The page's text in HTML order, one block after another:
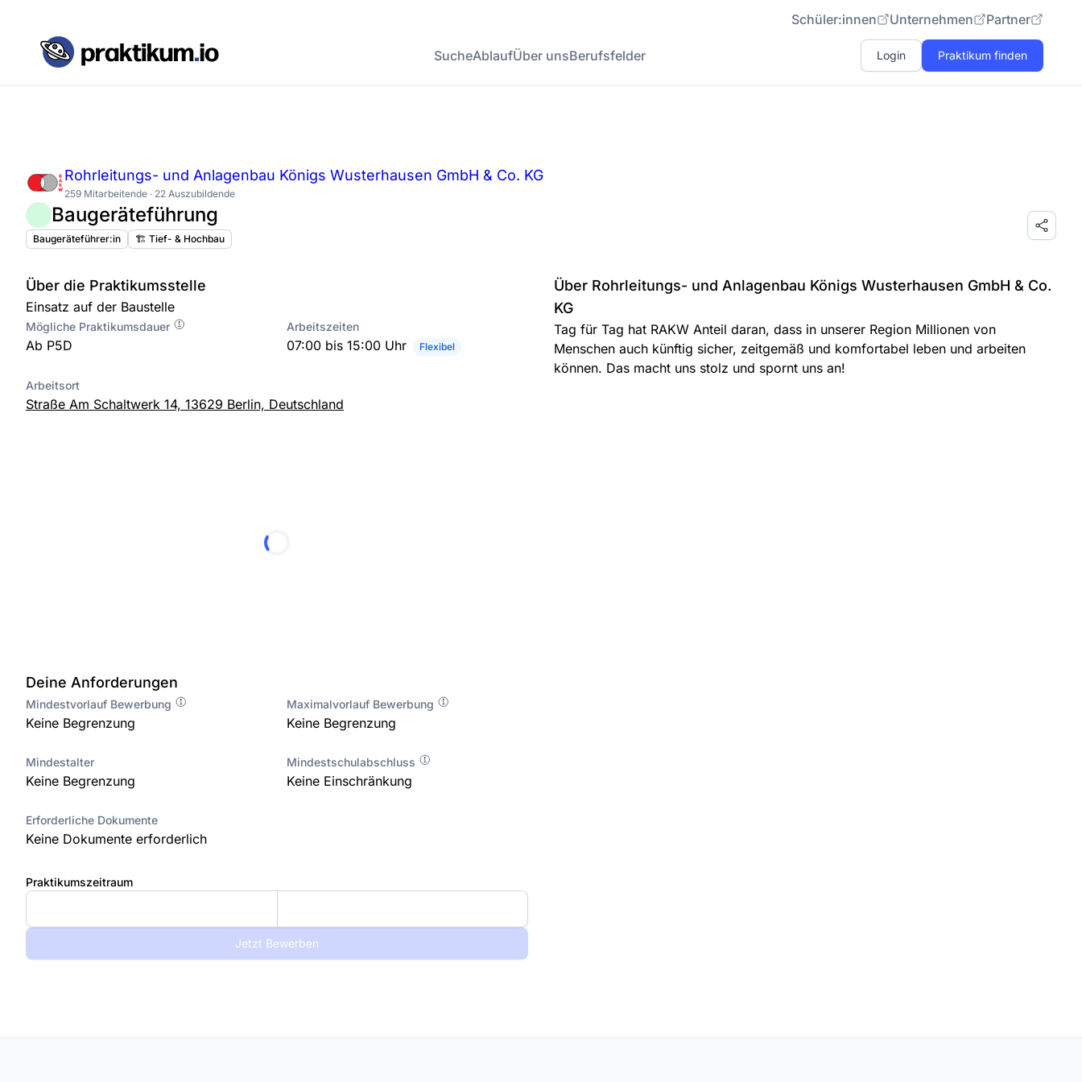
Schüler:innen Unternehmen Partner
SucheAblaufÜber unsBerufsfelder Login Praktikum finden
Rohrleitungs- und Anlagenbau Königs Wusterhausen GmbH & Co. KG
259 Mitarbeitende · 22 Auszubildende
Baugeräteführung
Baugeräteführer:in 🏗️ Tief- & Hochbau
Über die Praktikumsstelle
Einsatz auf der Baustelle
Mögliche Praktikumsdauer
Ab P5D
Arbeitszeiten
07:00 bis 15:00 Uhr Flexibel
Arbeitsort
Straße Am Schaltwerk 14, 13629 Berlin, Deutschland
Deine Anforderungen
Mindestvorlauf Bewerbung
Keine Begrenzung
Maximalvorlauf Bewerbung
Keine Begrenzung
Mindestalter
Keine Begrenzung
Mindestschulabschluss
Keine Einschränkung
Erforderliche Dokumente
Keine Dokumente erforderlich
Über Rohrleitungs- und Anlagenbau Königs Wusterhausen GmbH & Co.
KG
Tag für Tag hat RAKW Anteil daran, dass in unserer Region Millionen von
Menschen auch künftig sicher, zeitgemäß und komfortabel leben und arbeiten
können. Das macht uns stolz und spornt uns an!
Praktikumszeitraum
Jetzt Bewerben